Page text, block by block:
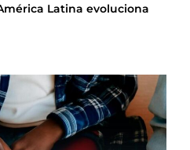
Latina evoluciona